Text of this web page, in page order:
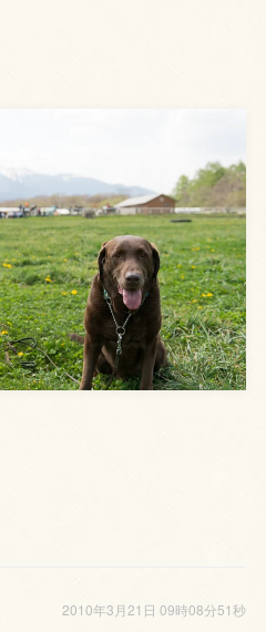
2010年3月21日 09時08分51秒